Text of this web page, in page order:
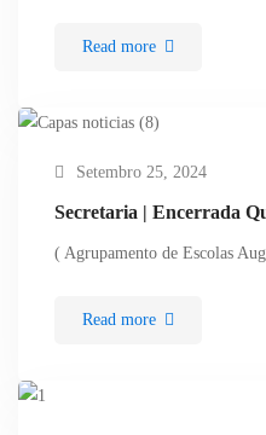
Read more
Setembro 25, 2024
Secretaria | Encerrada
( Agrupamento de Escolas
Read more